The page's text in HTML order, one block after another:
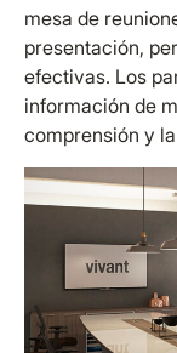
mesa de
presentación,
efectivas. Los
información de
comprensión y